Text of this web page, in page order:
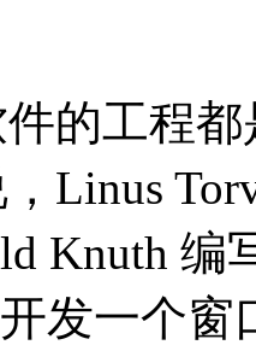
的工程
Linus
Knuth 编
发一个窗